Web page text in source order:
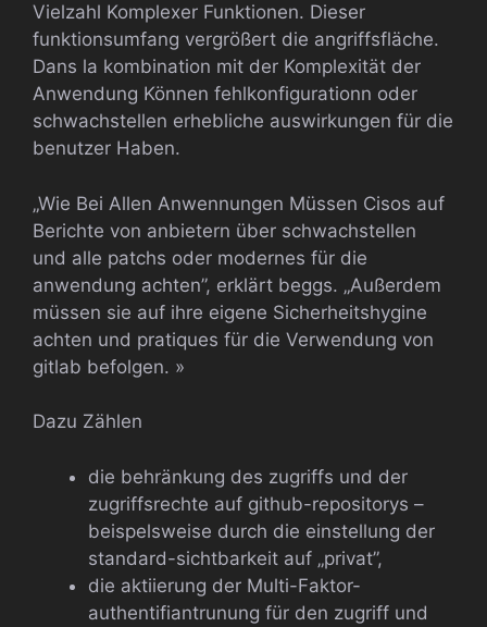
Vielzahl Komplexer Funktionen. Dieser
funktionsumfang vergrößert die angriffsfläche.
Dans la kombination mit der Komplexität der
Anwendung Können fehlkonfigurationn oder
schwachstellen erhebliche auswirkungen für die
benutzer Haben.
„Wie Bei Allen Anwennungen Müssen Cisos auf
Berichte von anbietern über schwachstellen
und alle patchs oder modernes für die
anwendung achten”, erklärt beggs. „Außerdem
müssen sie auf ihre eigene Sicherheitshygine
achten und pratiques für die Verwendung von
gitlab befolgen. »
Dazu Zählen
die behränkung des zugriffs und der
zugriffsrechte auf github-repositorys –
beispelsweise durch die einstellung der
standard-sichtbarkeit auf „privat”,
die aktiierung der Multi-Faktor-
authentifiantrunung für den zugriff und